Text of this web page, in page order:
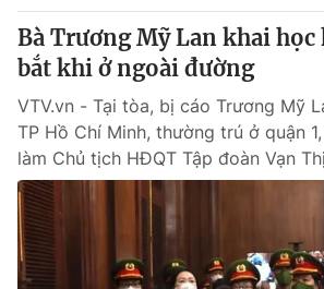
Chính trị
Xã hội
Pháp luật
Y tế
Thế giới
Bà Trương Mỹ Lan khai học
bắt khi ở ngoài đường
VTV.vn - Tại tòa, bị cáo Trương Mỹ
TP Hồ Chí Minh, thường trú ở quận
làm Chủ tịch HĐQT Tập đoàn Vạn